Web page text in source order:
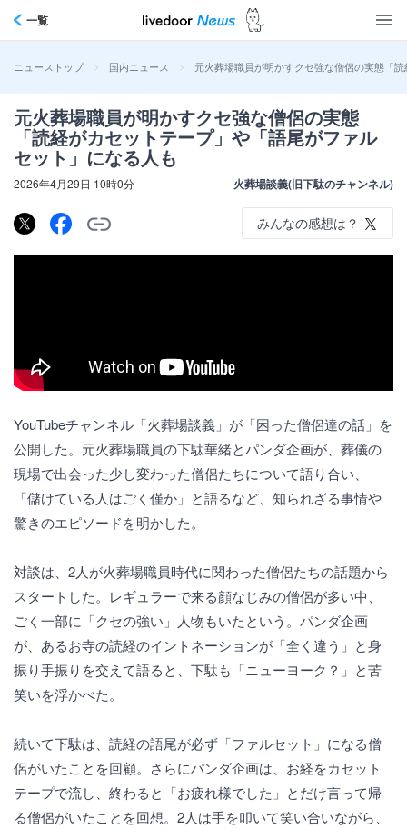
一覧
ニューストップ > 国内ニュース > 元火葬場職員が明かすクセ強な僧侶の実態「
元火葬場職員が明かすクセ強な僧侶の実態
「読経がカセットテープ」や「語尾がファル
セット」になる人も
2026年4月29日 10時0分 火葬場談義(旧下駄のチャンネル)
みんなの感想は？
YouTubeチャンネル「火葬場談義」が「困った僧侶達の話」を
公開した。元火葬場職員の下駄華緒とパンダ企画が、葬儀の
現場で出会った少し変わった僧侶たちについて語り合い、
「儲けている人はごく僅か」と語るなど、知られざる事情や
驚きのエピソードを明かした。
対談は、2人が火葬場職員時代に関わった僧侶たちの話題から
スタートした。レギュラーで来る顔なじみの僧侶が多い中、
ごく一部に「クセの強い」人物もいたという。パンダ企画
が、あるお寺の読経のイントネーションが「全く違う」と身
振り手振りを交えて語ると、下駄も「ニューヨーク？」と苦
笑いを浮かべた。
続いて下駄は、読経の語尾が必ず「ファルセット」になる僧
侶がいたことを回顧。さらにパンダ企画は、お経をカセット
テープで流し、終わると「お疲れ様でした」とだけ言って帰
る僧侶がいたことを回想。2人は手を叩いて笑い合いながら、